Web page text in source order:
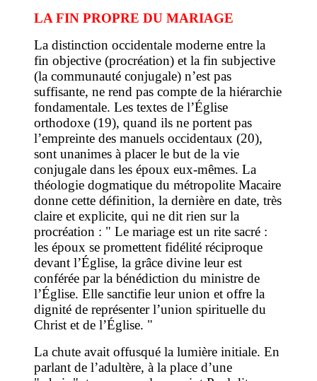
LA FIN PROPRE DU MARIAGE
La distinction occidentale moderne entre la
fin objective (procréation) et la fin subjective
(la communauté conjugale) n’est pas
suffisante, ne rend pas compte de la hiérarchie
fondamentale. Les textes de l’Église
orthodoxe (19), quand ils ne portent pas
l’empreinte des manuels occidentaux (20),
sont unanimes à placer le but de la vie
conjugale dans les époux eux-mêmes. La
théologie dogmatique du métropolite Macaire
donne cette définition, la dernière en date, très
claire et explicite, qui ne dit rien sur la
procréation : " Le mariage est un rite sacré :
les époux se promettent fidélité réciproque
devant l’Église, la grâce divine leur est
conférée par la bénédiction du ministre de
l’Église. Elle sanctifie leur union et offre la
dignité de représenter l’union spirituelle du
Christ et de l’Église. "
La chute avait offusqué la lumière initiale. En
parlant de l’adultère, à la place d’une